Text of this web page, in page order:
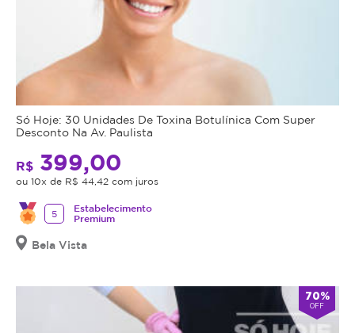
Só Hoje: 30 Unidades De Toxina Botulínica Com Super
Desconto Na Av. Paulista
R$ 399,00
ou 10x de R$ 44,42 com juros
5
Estabelecimento
Premium
Bela Vista
70%
OFF